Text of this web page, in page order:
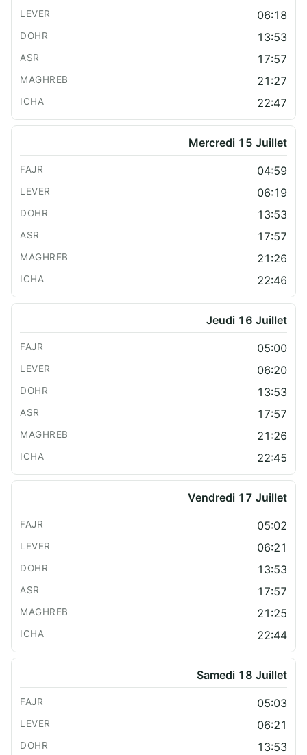
06:18
13:53
17:57
21:27
22:47
Mercredi 15 Juillet
04:59
06:19
13:53
17:57
21:26
22:46
Jeudi 16 Juillet
05:00
06:20
13:53
17:57
21:26
22:45
Vendredi 17 Juillet
05:02
06:21
13:53
17:57
21:25
22:44
Samedi 18 Juillet
05:03
06:21
13:53